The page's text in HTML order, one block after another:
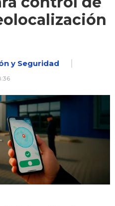
y Seguridad